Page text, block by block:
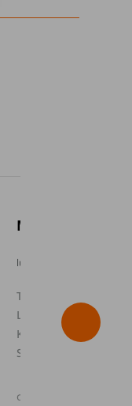
Mercedes GLA
lub podobny - Segment
Typ silnika
Liczba drzwi
Klimatyzacja
Skrzynia biegów
od